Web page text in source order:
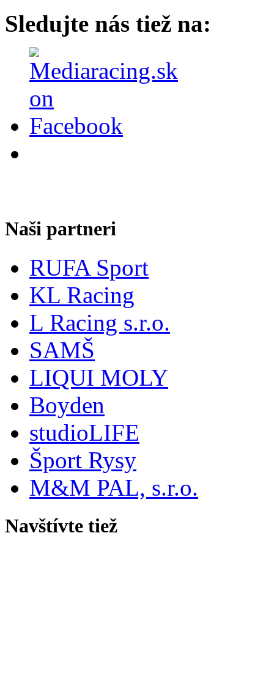
Sledujte nás tiež na:
Naši partneri
RUFA Sport
KL Racing
L Racing s.r.o.
SAMŠ
LIQUI MOLY
Boyden
studioLIFE
Šport Rysy
M&M PAL, s.r.o.
Navštívte tiež